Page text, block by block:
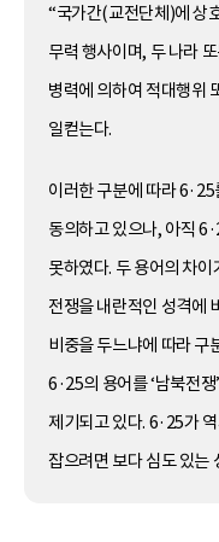
“국가간(교전단체)에 상
무력 행사이며, 두 나라
병력에 의하여 적대행위
일컫는다.
이러한 구분에 따라
동의하고 있으나, 아직
못하였다. 두 용어의 차
전쟁을 내란적인 성격에
비중을 두느냐에 따라 구
6·25의 용어를 ‘남북전
제기되고 있다. 6·25가
잡으려면 보다 심도 있는